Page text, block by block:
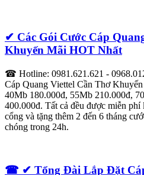
✔ Các Gói Cước Cáp
Khuyến Mãi HOT Nhất
☎ Hotline: 0981.621.621 -
Cáp Quang Viettel Cần Thơ
40Mb 180.000đ, 55Mb 210.000đ,
400.000đ. Tất cả đều được miễn
cổng và tặng thêm 2 đến 6 tháng
chóng trong 24h.
☎ ✔‎ Tổng Đài Lắp Đặt